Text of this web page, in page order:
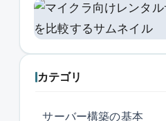
カテゴリ
サーバー構築の基本